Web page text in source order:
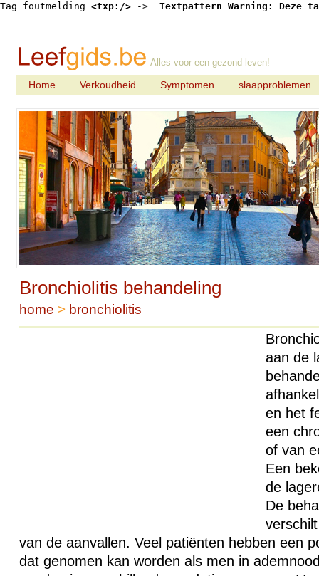
Tag foutmelding <txp:/> -> Textpattern Warning: Deze
Alles voor een gezond leven!
Home Verkoudheid Symptomen slaapproblemen
Bronchiolitis behandeling
home > bronchiolitis
aan de
en het
een
of van
Een
de
De
van de aanvallen. Veel patiënten hebben een
dat genomen kan worden als men in